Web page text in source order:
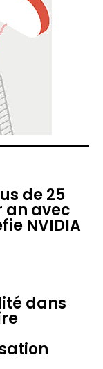
de 25
avec
NVIDIA
dans